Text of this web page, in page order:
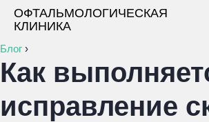
ОФТАЛЬМОЛОГИЧЕСКАЯ
КЛИНИКА
Блог ›
Как
исправление